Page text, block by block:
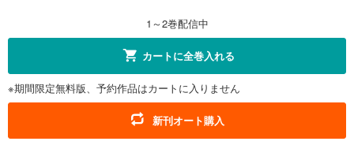
1～2巻配信中
カートに全巻入れる
※期間限定無料版、予約作品はカートに入りません
新刊オート購入